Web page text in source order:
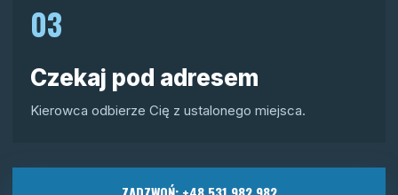
03
Czekaj pod adresem
Kierowca odbierze Cię z ustalonego miejsca.